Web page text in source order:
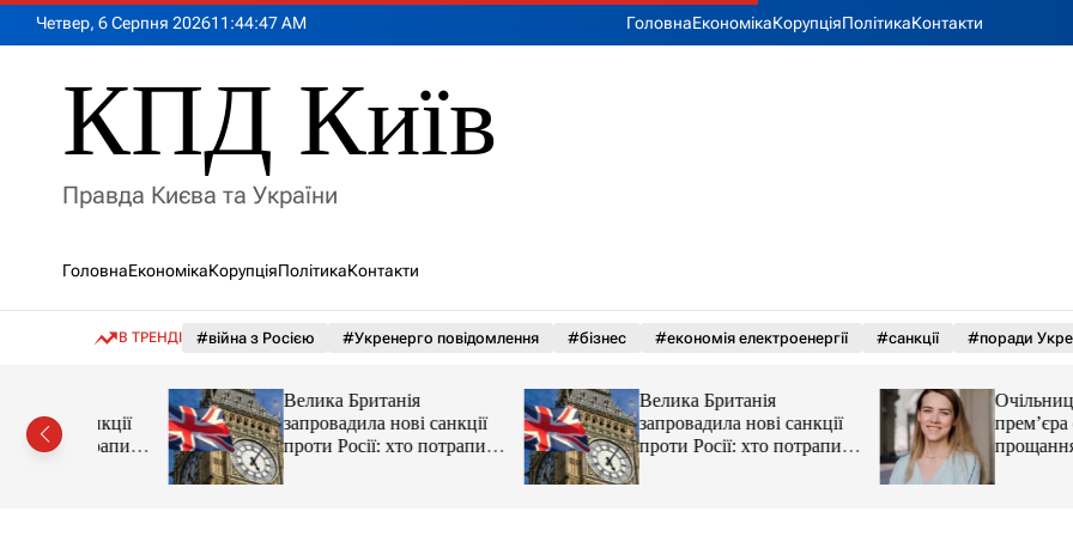
Четвер, 6 Серпня 202611 :44:48AM ГоловнаЕкономікаКорупціяПолітикаКонтакти
КПД Київ
Правда Києва та України
ГоловнаЕкономікаКорупціяПолітикаКонтакти
В ТРЕНДІ #війна з Росією #Укренерго повідомлення #бізнес #економія електроенергії #санкції #поради
у
Велика Британія
запровадила нові санкції
проти Росії: хто потрапив у
списку
Велика Британія
запровадила нові санкції
проти Росії: хто потрапив у
списку
Очільниця
прем’єра
прощання
«Нафтогазу»